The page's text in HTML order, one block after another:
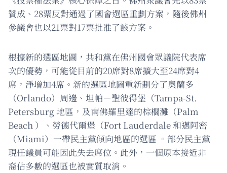
贊成、28票反對通過了國會選區重劃方案，隨後佛州
參議會也以21票對17票批准了該方案。
根據新的選區地圖，共和黨在佛州國會眾議院代表席
次的優勢，可能從目前的20席對8席擴大至24席對4
席，淨增加4席。新的選區地圖重新劃分了奧蘭多
（Orlando）周邊、坦帕－聖彼得堡（Tampa-St.
Petersburg 地區，及南佛羅里達的棕櫚灘（Palm
Beach ）、勞德代爾堡（Fort Lauderdale 和邁阿密
（Miami）一帶民主黨傾向地區的選區 。部分民主黨
現任議員可能因此失去席位。此外，一個原本接近非
裔佔多數的選區也被實質取消。